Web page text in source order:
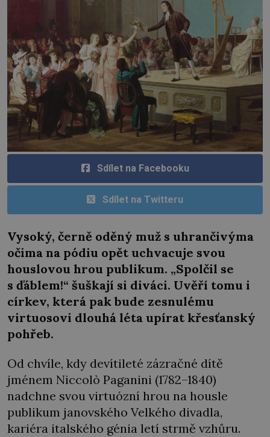
Sdílet na Facebooku
Sdílet na Twitteru
Vysoký, černě oděný muž s uhrančivýma
očima na pódiu opět uchvacuje svou
houslovou hrou publikum. „Spolčil se
s ďáblem!“ šuškají si diváci. Uvěří tomu i
církev, která pak bude zesnulému
virtuosovi dlouhá léta upírat křesťanský
pohřeb.
Od chvíle, kdy devítileté zázračné dítě
jménem Niccolò Paganini (1782–1840)
nadchne svou virtuózní hrou na housle
publikum janovského Velkého divadla,
kariéra italského génia letí strmě vzhůru.